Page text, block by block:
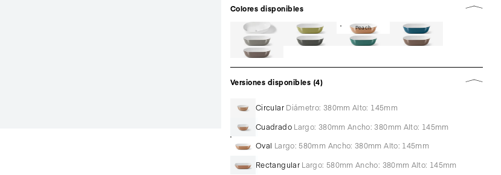
Colores disponibles
Peach
Versiones disponibles (4)
Circular Diámetro: 380mm Alto: 145mm
Cuadrado Largo: 380mm Ancho: 380mm Alto: 145mm
Oval Largo: 580mm Ancho: 380mm Alto: 145mm
Rectangular Largo: 580mm Ancho: 380mm Alto: 145mm